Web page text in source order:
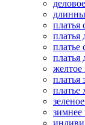
платья
платья
платье
платья
желтое
платья
платье
зимнее